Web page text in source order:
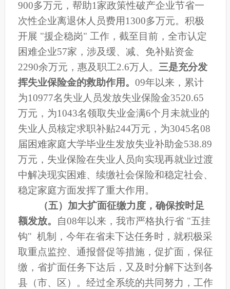
900多万元，帮助1家政策性破产企业节省一
次性企业离退休人员费用1300多万元。 积极
开展 "援企稳岗" 工作， 截至目前，全市认定
困难企业57家，涉及缓、减、免补贴资金
2290余万元，惠及职工2.6万人。 三是充分发
挥失业保险金的救助作用。 09年以来，累计
为10977名失业人员发放失业保险金3520.65
万元， 为1043名领取失业金满6个月未就业的
失业人员核定求职补贴244万元，为3045名08
届困难家庭大学毕业生发放失业补助金538.89
万元， 失业保险在失业人员向实现再就业过渡
中解决现实困难、续缴社会保险和稳定社会、
稳定家庭方面发挥了重大作用。
（五） 加大扩面征缴力度，确保按时足
额发放。 自08年以来，我市严格执行省 "五挂
钩" 机制，今年在省未下达任务时，就积极采
取重点监控、通报督促等措施，促扩面，保征
缴，省扩面任务下达后，又及时分解下达到各
县（市、区）。经过全系统的共同努力，工作